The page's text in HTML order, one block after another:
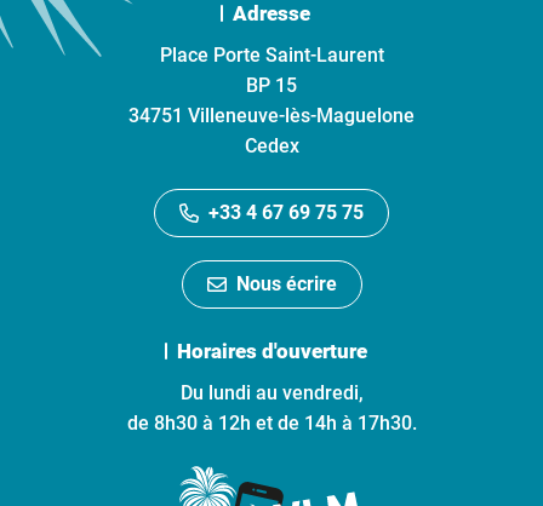
Adresse
Place Porte Saint-Laurent
BP 15
34751 Villeneuve-lès-Maguelone
Cedex
+33 4 67 69 75 75
Nous écrire
Horaires d'ouverture
Du lundi au vendredi,
de 8h30 à 12h et de 14h à 17h30.